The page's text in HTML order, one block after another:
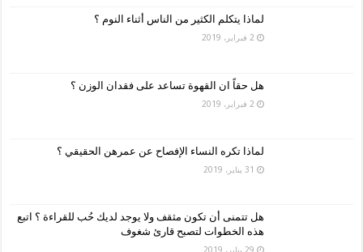
لماذا يتكلم الكثير من الناس أثناء النوم ؟
2 فبراير، 2019
هل حقاً ان القهوة تساعد على فقدان الوزن ؟
2 فبراير، 2019
لماذا تكره النساء الإفصاح عن عمرهن الحقيقي ؟
31 يناير، 2019
هل تتمنى أن تكون مثقف ولا يوجد لديك حُب للقراءة ؟ اتبع
هذه الخطوات لتصبح قارئ شغوف
29 يناير، 2019